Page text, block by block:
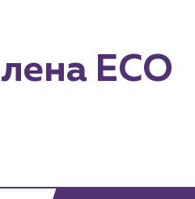
ECO